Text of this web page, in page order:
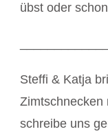
übst oder
Steffi & Katja
Zimtschnecken
schreibe uns